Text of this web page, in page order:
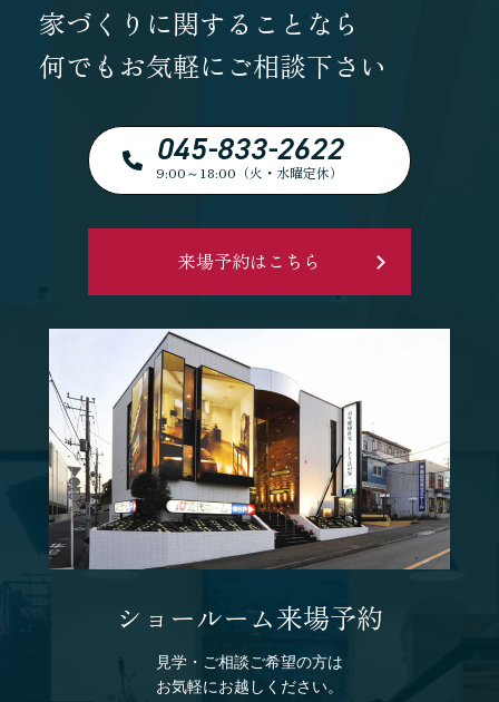
家づくりに関することなら
何でもお気軽にご相談下さい
045-833-2622
9:00～18:00（火・水曜定休）
来場予約はこちら
ショールーム来場予約
見学・ご相談ご希望の方は
お気軽にお越しください。